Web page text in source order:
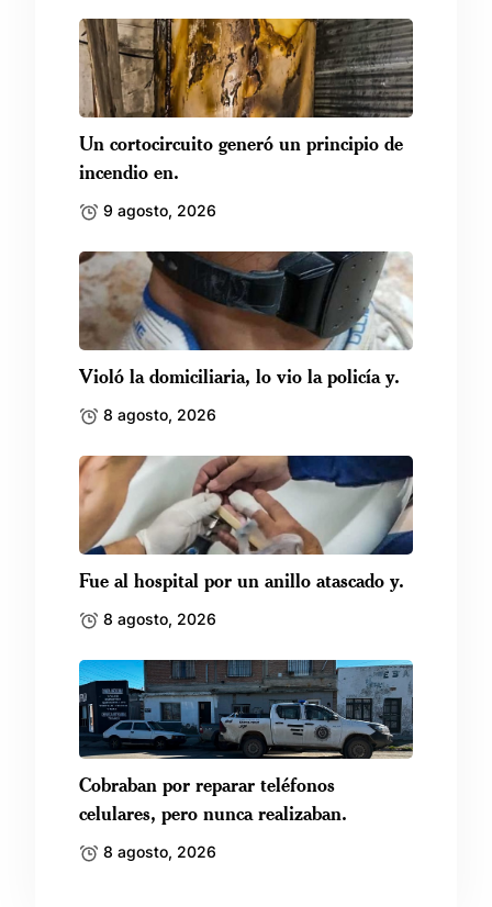
Un cortocircuito generó un principio de
incendio en.
9 agosto, 2026
Violó la domiciliaria, lo vio la policía y.
8 agosto, 2026
Fue al hospital por un anillo atascado y.
8 agosto, 2026
Cobraban por reparar teléfonos
celulares, pero nunca realizaban.
8 agosto, 2026